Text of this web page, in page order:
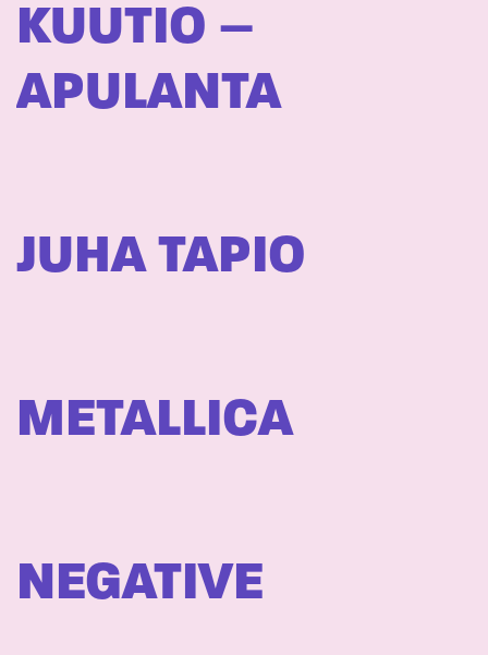
KUUTIO –
APULANTA
JUHA TAPIO
METALLICA
NEGATIVE